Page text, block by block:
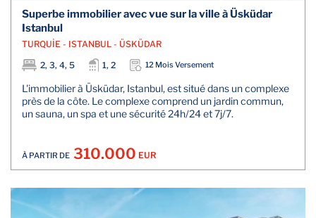
Superbe immobilier avec vue sur la ville à Üsküdar
Istanbul
TURQUİE - ISTANBUL - ÜSKÜDAR
2, 3, 4, 5
1, 2 12 Mois Versement
L'immobilier à Üsküdar, Istanbul, est situé dans un complexe
près de la côte. Le complexe comprend un jardin commun,
un sauna, un spa et une sécurité 24h/24 et 7j/7.
À PARTIR DE 310.000 EUR